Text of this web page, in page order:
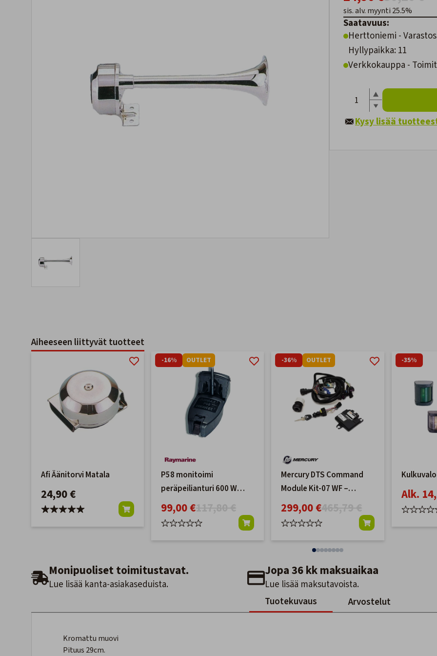
sis. alv. myynti 25.5%
Saatavuus:
Herttoniemi -
Hyllypaikka: 11
Verkkokauppa -
Kysy lisää
Aiheeseen liittyvät tuotteet
Afi Äänitorvi Matala
24,90 €
-16% OUTLET
P58 monitoimi
peräpeilianturi 600 W
50/200 kHz
99,00 €
-36% OUTLET
Mercury DTS Command
Module Kit-07 WF –
Yksimoottorisiin
järjestelmiin
(Paneeliasennus)
299,00 €
-35%
Alk.
Monipuoliset toimitustavat.
Lue lisää kanta-asiakaseduista.
Jopa 36 kk maksuaikaa
Lue lisää maksutavoista.
Tuotekuvaus
Arvostelut
Kromattu muovi
Pituus 29cm.